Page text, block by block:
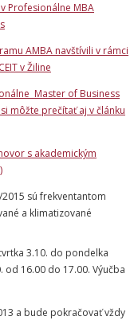
Profesionálne MBA
AMBA navštívili v rámci
v Žiline
Master of Business
môžte prečítať aj v článku
s akademickým
sú frekventantom
a klimatizované
3.10. do pondelka
16.00 do 17.00. Výučba
a bude pokračovať vždy